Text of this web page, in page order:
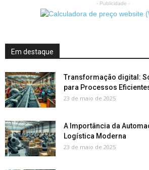
- Publicidade -
Em destaque
Transformação digital:
para Processos
23 de maio de 2025
A Importância da
Logística Moderna
23 de maio de 2025